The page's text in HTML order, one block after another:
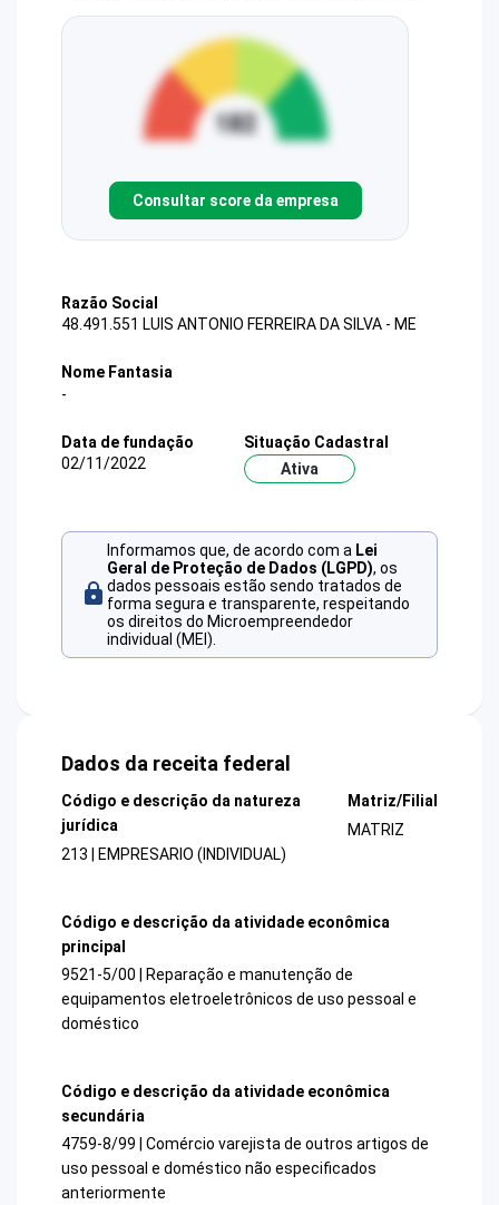
Consultar score da empresa
Razão Social
48.491.551 LUIS ANTONIO FERREIRA DA SILVA - ME
Nome Fantasia
-
Data de fundação
02/11/2022
Situação Cadastral
Ativa
Informamos que, de acordo com a Lei
Geral de Proteção de Dados (LGPD), os
dados pessoais estão sendo tratados de
forma segura e transparente, respeitando
os direitos do Microempreendedor
individual (MEI).
Dados da receita federal
Código e descrição da natureza
jurídica
213 | EMPRESARIO (INDIVIDUAL)
Matriz/Filial
MATRIZ
Código e descrição da atividade econômica
principal
9521-5/00 | Reparação e manutenção de
equipamentos eletroeletrônicos de uso pessoal e
doméstico
Código e descrição da atividade econômica
secundária
4759-8/99 | Comércio varejista de outros artigos de
uso pessoal e doméstico não especificados
anteriormente